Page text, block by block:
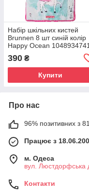
Набір шкільних кистей
Brunnen 8 шт синій колір
Happy Ocean 1048934741
390 ₴
Купити
Про нас
96% позитивних з 81
Працює з
м. Одеса
вул. Люстдорфська
Контакти